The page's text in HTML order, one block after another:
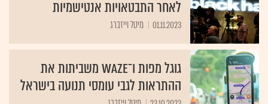
לאחר התבטאויות אנטישמיות
01.11.2023 מיטל וייזברג
גוגל מפות ו־Waze משביתות את
ההתראות לגבי עומסי תנועה בישראל